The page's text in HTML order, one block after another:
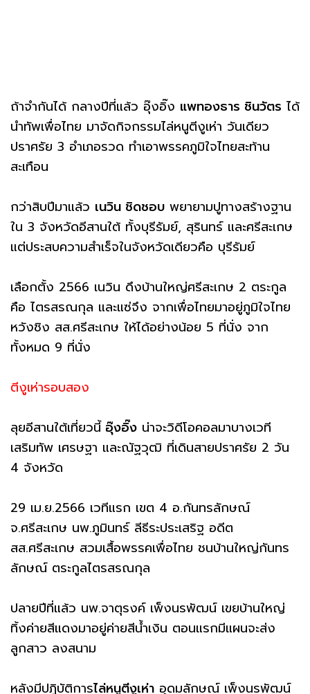
ถ้าจำกันได้ กลางปีที่แล้ว อุ๊งอิ๊ง แพทองธาร ชินวัตร ได้
นำทัพเพื่อไทย มาจัดกิจกรรมไล่หนูตีงูเห่า วันเดียว
ปราศรัย 3 อำเภอรวด ทำเอาพรรคภูมิใจไทยสะท้าน
สะเทือน
กว่าสิบปีมาแล้ว เนวิน ชิดชอบ พยายามปูทางสร้างฐาน
ใน 3 จังหวัดอีสานใต้ ทั้งบุรีรัมย์, สุรินทร์ และศรีสะเกษ
แต่ประสบความสำเร็จในจังหวัดเดียวคือ บุรีรัมย์
เลือกตั้ง 2566 เนวิน ดึงบ้านใหญ่ศรีสะเกษ 2 ตระกูล
คือ ไตรสรณกุล และแซ่จึง จากเพื่อไทยมาอยู่ภูมิใจไทย
หวังชิง สส.ศรีสะเกษ ให้ได้อย่างน้อย 5 ที่นั่ง จาก
ทั้งหมด 9 ที่นั่ง
ตีงูเห่ารอบสอง
ลุยอีสานใต้เที่ยวนี้อุ๊งอิ๊ง น่าจะวิดีโอคอลมาบางเวที
เสริมทัพ เศรษฐา และณัฐวุฒิ ที่เดินสายปราศรัย 2 วัน
4 จังหวัด
29 เม.ย.2566 เวทีแรก เขต 4 อ.กันทรลักษณ์
จ.ศรีสะเกษ นพ.ภูมินทร์ ลีธีระประเสริฐ อดีต
สส.ศรีสะเกษ สวมเสื้อพรรคเพื่อไทย ชนบ้านใหญ่กันทร
ลักษณ์ ตระกูลไตรสรณกุล
ปลายปีที่แล้ว นพ.จาตุรงค์ เพ็งนรพัฒน์ เขยบ้านใหญ่
ทิ้งค่ายสีแดงมาอยู่ค่ายสีน้ำเงิน ตอนแรกมีแผนจะส่ง
ลูกสาว ลงสนาม
หลังมีปฏิบัติการไล่หนูตีงูเห่า อุดมลักษณ์ เพ็งนรพัฒน์